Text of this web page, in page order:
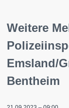
Weitere
Emsland/
Bentheim